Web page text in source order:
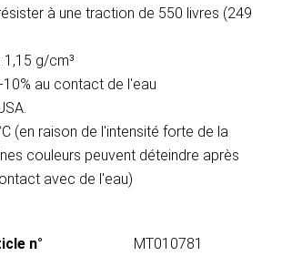
à une traction de 550 livres (249
1,15 g/cm³
10% au contact de l'eau
(en raison de l'intensité forte de la
couleurs peuvent déteindre après
avec de l'eau)
n°
MT010781